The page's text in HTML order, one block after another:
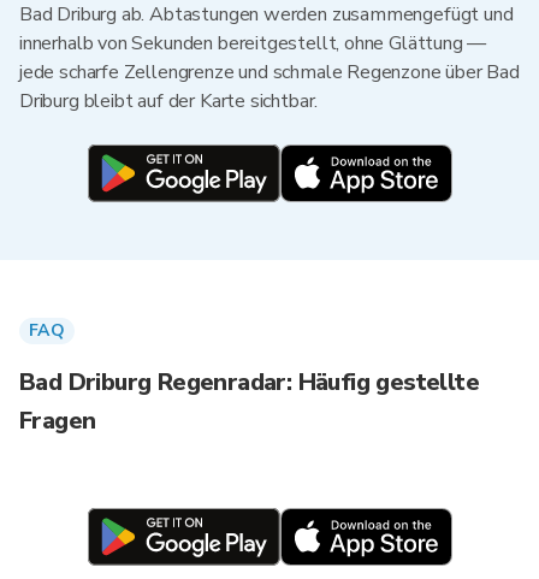
Bad Driburg ab. Abtastungen werden zusammengefügt und
innerhalb von Sekunden bereitgestellt, ohne Glättung —
jede scharfe Zellengrenze und schmale Regenzone über Bad
Driburg bleibt auf der Karte sichtbar.
FAQ
Bad Driburg Regenradar: Häufig gestellte
Fragen